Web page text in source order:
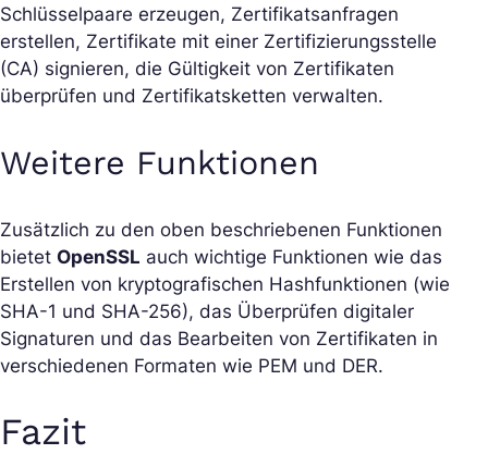
Schlüsselpaare erzeugen, Zertifikatsanfragen
erstellen, Zertifikate mit einer Zertifizierungsstelle
(CA) signieren, die Gültigkeit von Zertifikaten
überprüfen und Zertifikatsketten verwalten.
Weitere Funktionen
Zusätzlich zu den oben beschriebenen Funktionen
bietet OpenSSL auch wichtige Funktionen wie das
Erstellen von kryptografischen Hashfunktionen (wie
SHA-1 und SHA-256), das Überprüfen digitaler
Signaturen und das Bearbeiten von Zertifikaten in
verschiedenen Formaten wie PEM und DER.
Fazit